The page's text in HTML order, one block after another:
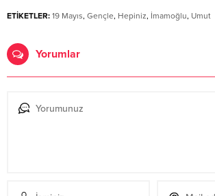
ETİKETLER: 19 Mayıs, Gençle, Hepiniz, İmamoğlu, Umut
Yorumlar